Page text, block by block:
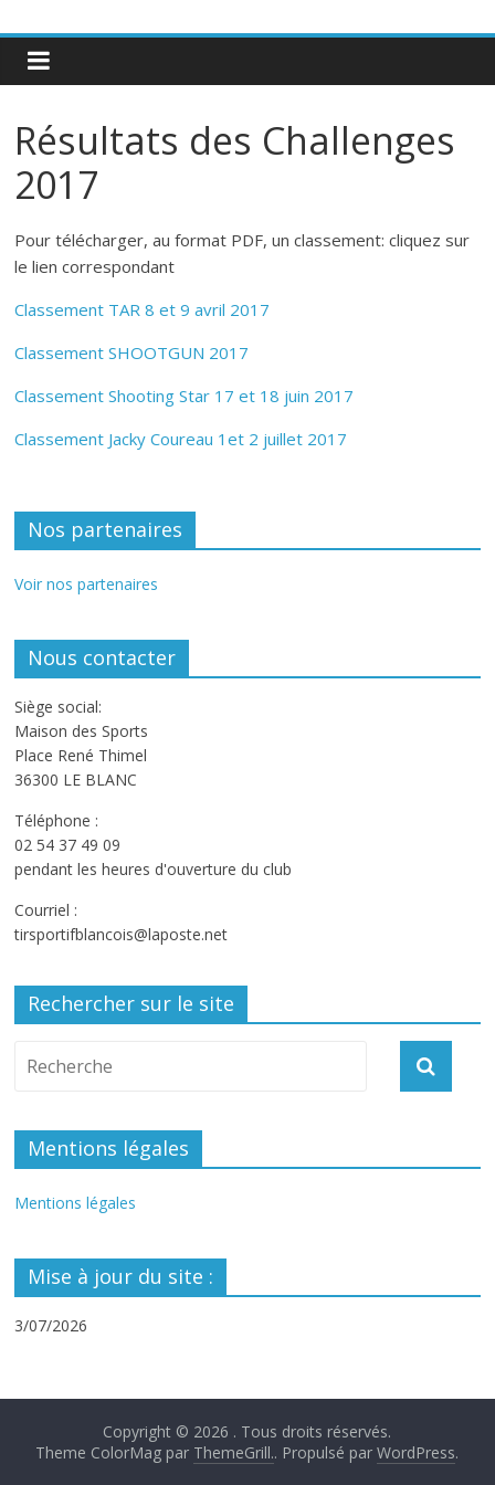
Résultats des Challenges
2017
Pour télécharger, au format PDF, un classement: cliquez sur
le lien correspondant
Classement TAR 8 et 9 avril 2017
Classement SHOOTGUN 2017
Classement Shooting Star 17 et 18 juin 2017
Classement Jacky Coureau 1et 2 juillet 2017
Nos partenaires
Voir nos partenaires
Nous contacter
Siège social:
Maison des Sports
Place René Thimel
36300 LE BLANC
Téléphone :
02 54 37 49 09
pendant les heures d'ouverture du club
Courriel :
tirsportifblancois@laposte.net
Rechercher sur le site
Mentions légales
Mentions légales
Mise à jour du site :
3/07/2026
Copyright © 2026 . Tous droits réservés.
Theme ColorMag par ThemeGrill.. Propulsé parWordPress.